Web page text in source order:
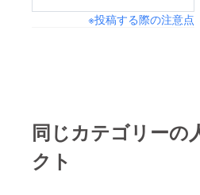
※投稿する際の注意点
同じカテゴリーの
クト